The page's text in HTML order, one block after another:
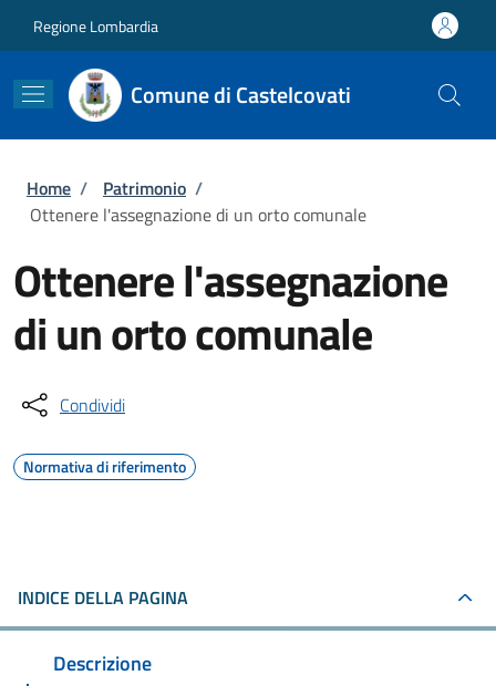
Regione Lombardia
Comune di Castelcovati
Briciole di pane
Home / Patrimonio /
Ottenere l'assegnazione di un orto comunale
Ottenere l'assegnazione
di un orto comunale
Condividi
Normativa di riferimento
INDICE DELLA PAGINA
Descrizione